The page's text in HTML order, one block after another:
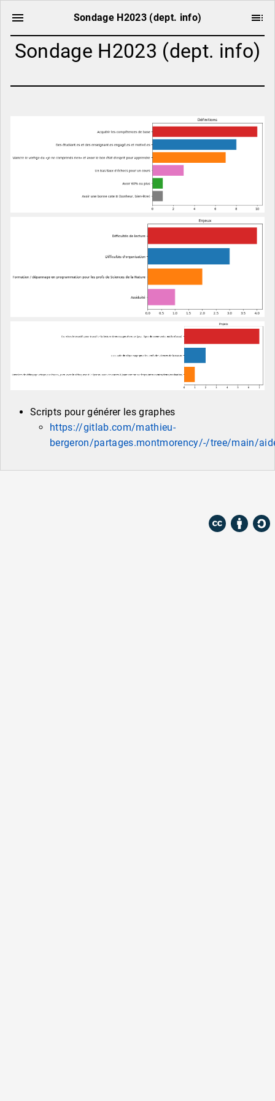
Sondage H2023 (dept. info)
Sondage H2023 (dept. info)
Scripts pour générer les graphes
https://gitlab.com/mathieu-
bergeron/partages.montmorency/-/tree/main/